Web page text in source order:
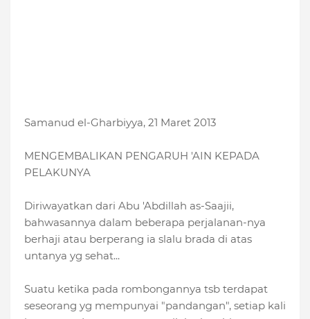
Samanud el-Gharbiyya, 21 Maret 2013
MENGEMBALIKAN PENGARUH 'AIN KEPADA
PELAKUNYA
Diriwayatkan dari Abu 'Abdillah as-Saajii,
bahwasannya dalam beberapa perjalanan-nya
berhaji atau berperang ia slalu brada di atas
untanya yg sehat...
Suatu ketika pada rombongannya tsb terdapat
seseorang yg mempunyai "pandangan", setiap kali